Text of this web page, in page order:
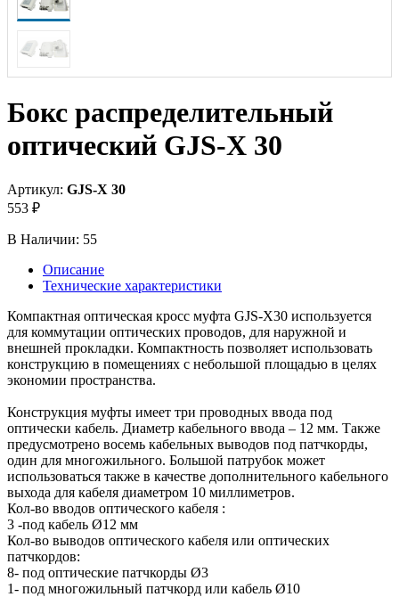
Бокс распределительный
оптический GJS-X 30
Артикул: GJS-X 30
553 ₽
В Наличии: 55
Описание
Технические характеристики
Компактная оптическая кросс муфта GJS-X30 используется
для коммутации оптических проводов, для наружной и
внешней прокладки. Компактность позволяет использовать
конструкцию в помещениях с небольшой площадью в целях
экономии пространства.
Конструкция муфты имеет три проводных ввода под
оптически кабель. Диаметр кабельного ввода – 12 мм. Также
предусмотрено восемь кабельных выводов под патчкорды,
один для многожильного. Большой патрубок может
использоваться также в качестве дополнительного кабельного
выхода для кабеля диаметром 10 миллиметров.
Кол-во вводов оптического кабеля :
3 -под кабель Ø12 мм
Кол-во выводов оптического кабеля или оптических
патчкордов:
8- под оптические патчкорды Ø3
1- под многожильный патчкорд или кабель Ø10